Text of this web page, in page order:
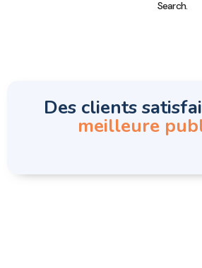
Search.
Des clients
meilleure